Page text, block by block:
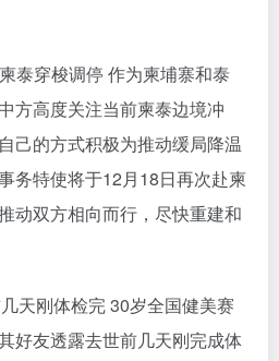
泰穿梭调停 作为柬埔寨和泰
方高度关注当前柬泰边境冲
己的方式积极为推动缓局降温
务特使将于12月18日再次赴柬
动双方相向而行，尽快重建和
天刚体检完 30岁全国健美赛
好友透露去世前几天刚完成体